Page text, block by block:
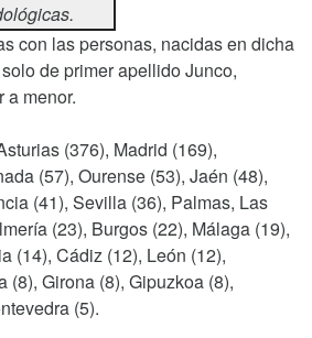
con las personas, nacidas en dicha
de primer apellido Junco,
a menor.
(376), Madrid (169),
(57), Ourense (53), Jaén (48),
(41), Sevilla (36), Palmas, Las
(23), Burgos (22), Málaga (19),
(14), Cádiz (12), León (12),
(8), Girona (8), Gipuzkoa (8),
(5).